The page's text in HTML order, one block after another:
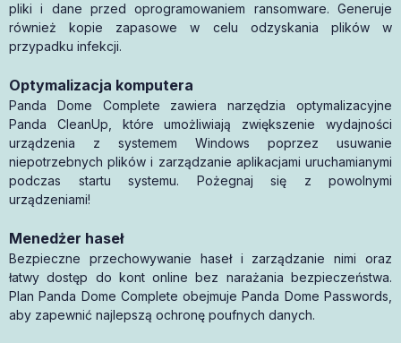
pliki i dane przed oprogramowaniem ransomware. Generuje
również kopie zapasowe w celu odzyskania plików w
przypadku infekcji.
Optymalizacja komputera
Panda Dome Complete zawiera narzędzia optymalizacyjne
Panda CleanUp, które umożliwiają zwiększenie wydajności
urządzenia z systemem Windows poprzez usuwanie
niepotrzebnych plików i zarządzanie aplikacjami uruchamianymi
podczas startu systemu. Pożegnaj się z powolnymi
urządzeniami!
Menedżer haseł
Bezpieczne przechowywanie haseł i zarządzanie nimi oraz
łatwy dostęp do kont online bez narażania bezpieczeństwa.
Plan Panda Dome Complete obejmuje Panda Dome Passwords,
aby zapewnić najlepszą ochronę poufnych danych.